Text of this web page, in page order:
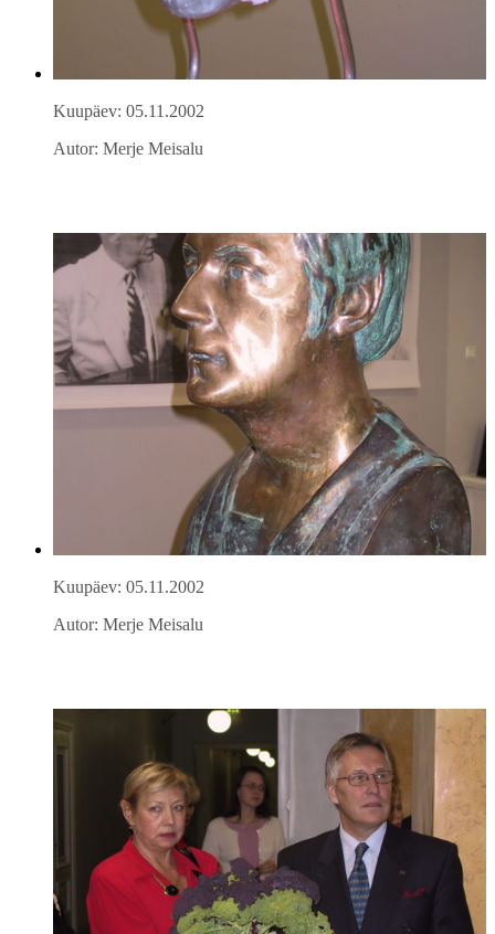
Kuupäev: 05.11.2002
Autor: Merje Meisalu
Kuupäev: 05.11.2002
Autor: Merje Meisalu